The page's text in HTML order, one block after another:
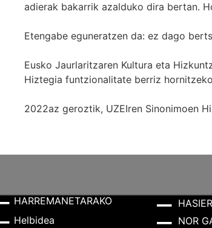
adierak bakarrik azalduko dira bertan.
Etengabe eguneratzen da: ez dago
Eusko Jaurlaritzaren Kultura eta
Hiztegia funtzionalitate berriz
2022az geroztik, UZEIren Sinonimoen
HARREMANETARAKO
Helbidea
NOR